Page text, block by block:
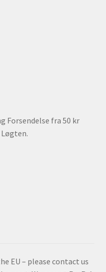
Forsendelse fra 50 kr
EU – please contact us